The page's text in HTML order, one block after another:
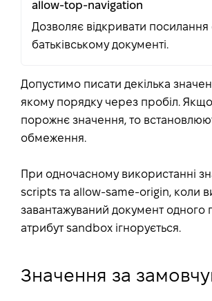
allow-top-navigation
Дозволяє відкривати
батьківському документі.
Допустимо писати декілька
якому порядку через пробіл.
порожнє значення, то
обмеження.
При одночасному використанні
scripts та allow-same-origin, коли
завантажуваний документ одного
атрибут sandbox ігнорується.
Значення за